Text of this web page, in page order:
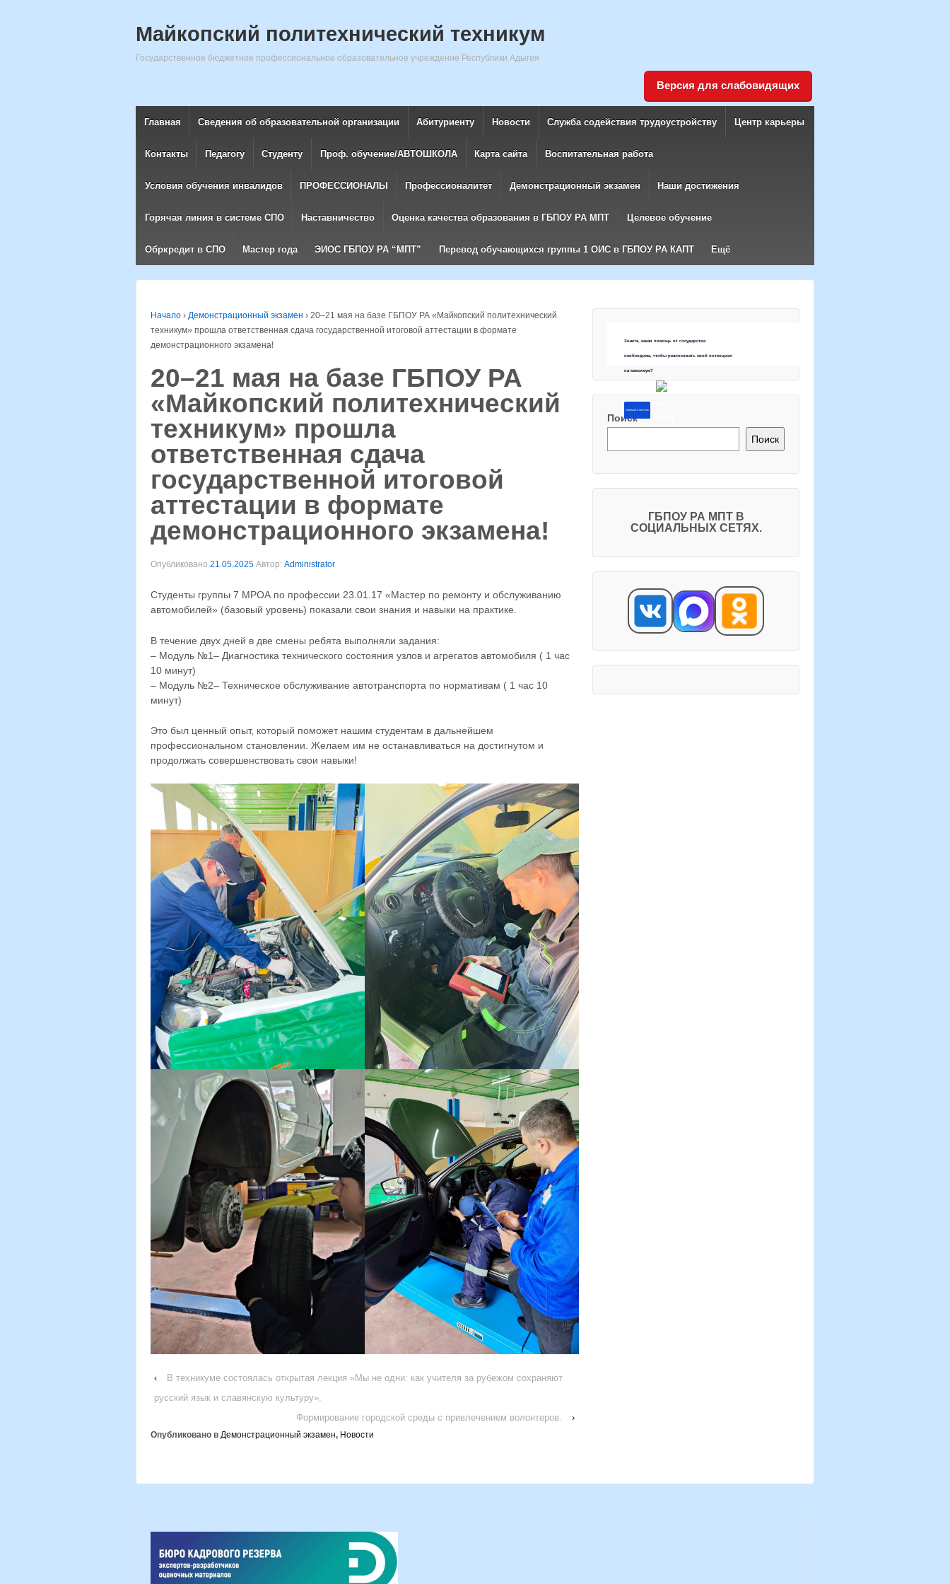
Майкопский политехнический техникум
Государственное бюджетное профессиональное образовательное учреждение Республики Адыгея
Версия для слабовидящих
Главная Сведения об образовательной организации Абитуриенту Новости Служба содействия трудоустройству Центр карьеры
Контакты Педагогу Студенту Проф. обучение/АВТОШКОЛА Карта сайта Воспитательная работа
Условия обучения инвалидов ПРОФЕССИОНАЛЫ Профессионалитет Демонстрационный экзамен Наши достижения
Горячая линия в системе СПО Наставничество Оценка качества образования в ГБПОУ РА МПТ Целевое обучение
Обркредит в СПО Мастер года ЭИОС ГБПОУ РА “МПТ” Перевод обучающихся группы 1 ОИС в ГБПОУ РА КАПТ Ещё
Начало › Демонстрационный экзамен › 20–21 мая на базе ГБПОУ РА «Майкопский политехнический
техникум» прошла ответственная сдача государственной итоговой аттестации в формате
демонстрационного экзамена!
20–21 мая на базе ГБПОУ РА
«Майкопский политехнический
техникум» прошла
ответственная сдача
государственной итоговой
аттестации в формате
демонстрационного экзамена!
Опубликовано 21.05.2025 Автор: Administrator
Студенты группы 7 МРОА по профессии 23.01.17 «Мастер по ремонту и обслуживанию
автомобилей» (базовый уровень) показали свои знания и навыки на практике.
В течение двух дней в две смены ребята выполняли задания:
– Модуль №1– Диагностика технического состояния узлов и агрегатов автомобиля ( 1 час
10 минут)
– Модуль №2– Техническое обслуживание автотранспорта по нормативам ( 1 час 10
минут)
Это был ценный опыт, который поможет нашим студентам в дальнейшем
профессиональном становлении. Желаем им не останавливаться на достигнутом и
продолжать совершенствовать свои навыки!
‹
В техникуме состоялась открытая лекция «Мы не одни: как учителя за рубежом сохраняют
русский язык и славянскую культуру».
Формирование городской среды с привлечением волонтеров.
›
Опубликовано в Демонстрационный экзамен, Новости
Знаете, какая помощь от государства
необходима, чтобы реализовать свой потенциал
на максимум?
Напишите об этом
Поиск
Поиск
ГБПОУ РА МПТ В
СОЦИАЛЬНЫХ СЕТЯХ.